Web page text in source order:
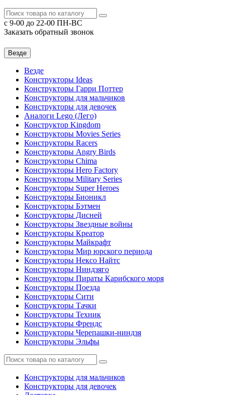
c 9-00 до 22-00 ПН-ВС
Заказать обратный звонок
Везде
Везде
Конструкторы Ideas
Конструкторы Гарри Поттер
Конструкторы для мальчиков
Конструкторы для девочек
Аналоги Lego (Лего)
Конструктор Kingdom
Конструкторы Movies Series
Конструкторы Racers
Конструкторы Angry Birds
Конструкторы Chima
Конструкторы Hero Factory
Конструкторы Military Series
Конструкторы Super Heroes
Конструкторы Бионикл
Конструкторы Бэтмен
Конструкторы Дисней
Конструкторы Звездные войны
Конструкторы Креатор
Конструкторы Майкрафт
Конструкторы Мир юрского периода
Конструкторы Нексо Найтс
Конструкторы Ниндзяго
Конструкторы Пираты Карибского моря
Конструкторы Поезда
Конструкторы Сити
Конструкторы Тачки
Конструкторы Техник
Конструкторы Френдс
Конструкторы Черепашки-ниндзя
Конструкторы Эльфы
Конструкторы для мальчиков
Конструкторы для девочек